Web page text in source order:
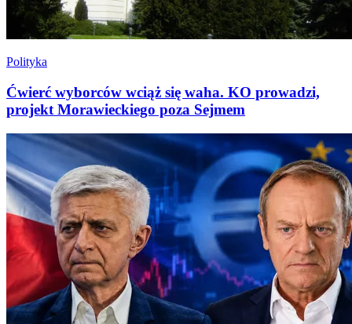
Polityka
Ćwierć wyborców wciąż się waha. KO prowadzi,
projekt Morawieckiego poza Sejmem